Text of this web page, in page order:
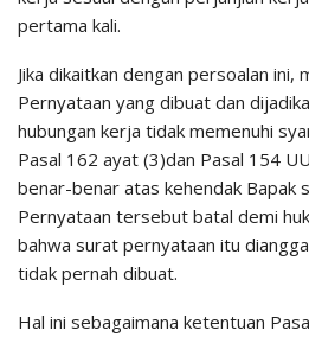
pertama kali.
Jika dikaitkan dengan persoalan ini,
Pernyataan yang dibuat dan
hubungan kerja tidak memenuhi
Pasal 162 ayat (3)dan Pasal 154
benar-benar atas kehendak Bapak
Pernyataan tersebut batal demi
bahwa surat pernyataan itu
tidak pernah dibuat.
Hal ini sebagaimana ketentuan